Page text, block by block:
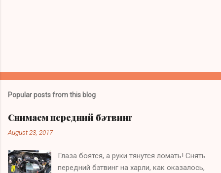
Popular posts from this blog
Снимаем передний бэтвинг
August 23, 2017
Глаза боятся, а руки тянутся ломать! Снять
передний бэтвинг на харли, как оказалось,